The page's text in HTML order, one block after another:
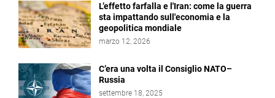
L’effetto farfalla e l'Iran: come la guerra
sta impattando sull'economia e la
geopolitica mondiale
marzo 12, 2026
C’era una volta il Consiglio NATO–
Russia
settembre 18, 2025